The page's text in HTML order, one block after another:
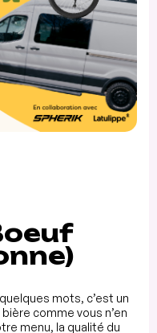
mots, c’est un
comme vous n’en
menu, la qualité du